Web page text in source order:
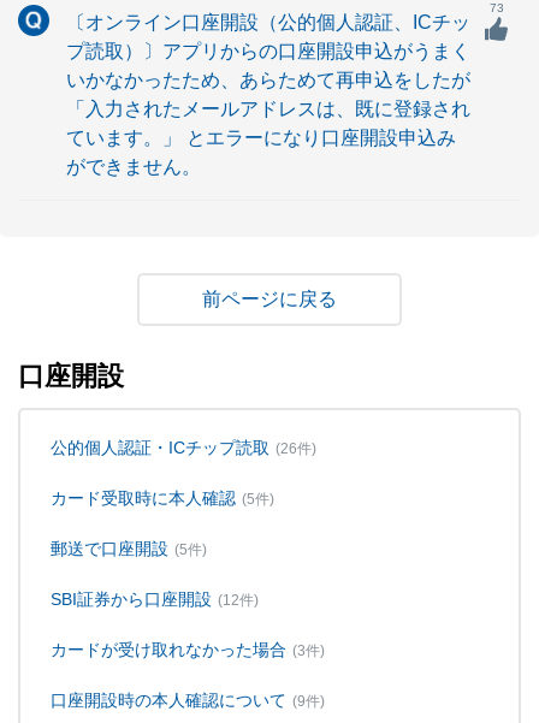
〔オンライン口座開設（公的個人認証、ICチッ
プ読取）〕アプリからの口座開設申込がうまく
いかなかったため、あらためて再申込をしたが
「入力されたメールアドレスは、既に登録され
ています。」 とエラーになり口座開設申込み
ができません。
73
戻る
口座開設
公的個人認証・ICチップ読取 (26件)
カード受取時に本人確認 (5件)
郵送で口座開設 (5件)
SBI証券から口座開設 (12件)
カードが受け取れなかった場合 (3件)
口座開設時の本人確認について (9件)